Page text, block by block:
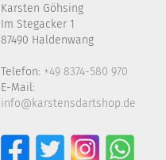
Karsten Göhsing
Im Stegacker 1
87490 Haldenwang
Telefon: +49 8374-580 970
E-Mail:
info@karstensdartshop.de